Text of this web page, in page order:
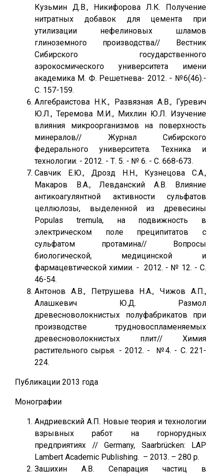
Кузьмин Д.В., Никифорова Л.К. Получение
нитратных добавок для цемента при
утилизации нефелиновых шламов
глиноземного производства// Вестник
Сибирского государственного
аэрокосмического университета имени
академика М. Ф. Решетнева- 2012. - №6(46).-
С. 157-159.
Алгебраистова Н.К., Развязная А.В., Гуревич
Ю.Л., Теремова М.И., Михлин Ю.Л. Изучение
влияния микроорганизмов на поверхность
минералов// Журнал Сибирского
федерального университета. Техника и
технологии. - 2012. - Т. 5. - № 6. - С. 668-673.
Савчик Е.Ю., Дрозд Н.Н., Кузнецова С.А.,
Макаров В.А., Левданский А.В. Влияние
антикоагулянтной активности сульфатов
целлюлозы, выделенной из древесины
Populas tremula, на подвижность в
электрическом поле преципитатов с
сульфатом протамина// Вопросы
биологической, медицинской и
фармацевтической химии. - 2012. - № 12. - С.
46-54.
Антонов А.В., Петрушева Н.А., Чижов А.П.,
Алашкевич Ю.Д. Размол
древесноволокнистых полуфабрикатов при
производстве трудновоспламеняемых
древесноволокнистых плит// Химия
растительного сырья. - 2012. - №4. - С. 221-
224.
Публикации 2013 года
Монографии
Андриевский А.П. Новые теория и технологии
взрывных работ на горнорудных
предприятиях // Germany, Saarbrücken: LAP
Lambert Academic Publishing. – 2013. – 280 p.
Зашихин А.В. Сепарация частиц в